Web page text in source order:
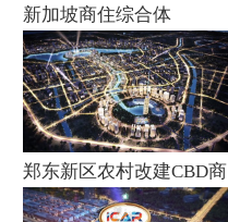
新加坡商住综合体
郑东新区农村改建CBD商
务区动画